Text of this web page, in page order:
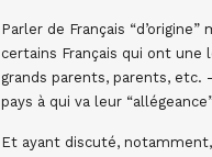
Parler de Français
certains Français qui ont
grands parents, parents, etc.
pays à qui va leur
Et ayant discuté, notamment,